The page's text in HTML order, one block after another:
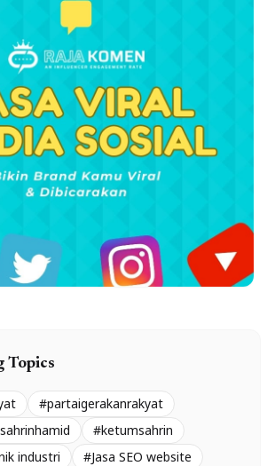
Topics
#partaigerakanrakyat
#ketumsahrin
industri
#Jasa SEO website